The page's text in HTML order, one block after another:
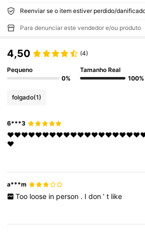
Para denunciar este vendedor e/ou produto
4,50 (4)
Pequeno
0%
Tamanho Real
100%
folgado(1)
6***3
❤️
a***m
Too loose in person . I don ’ t like